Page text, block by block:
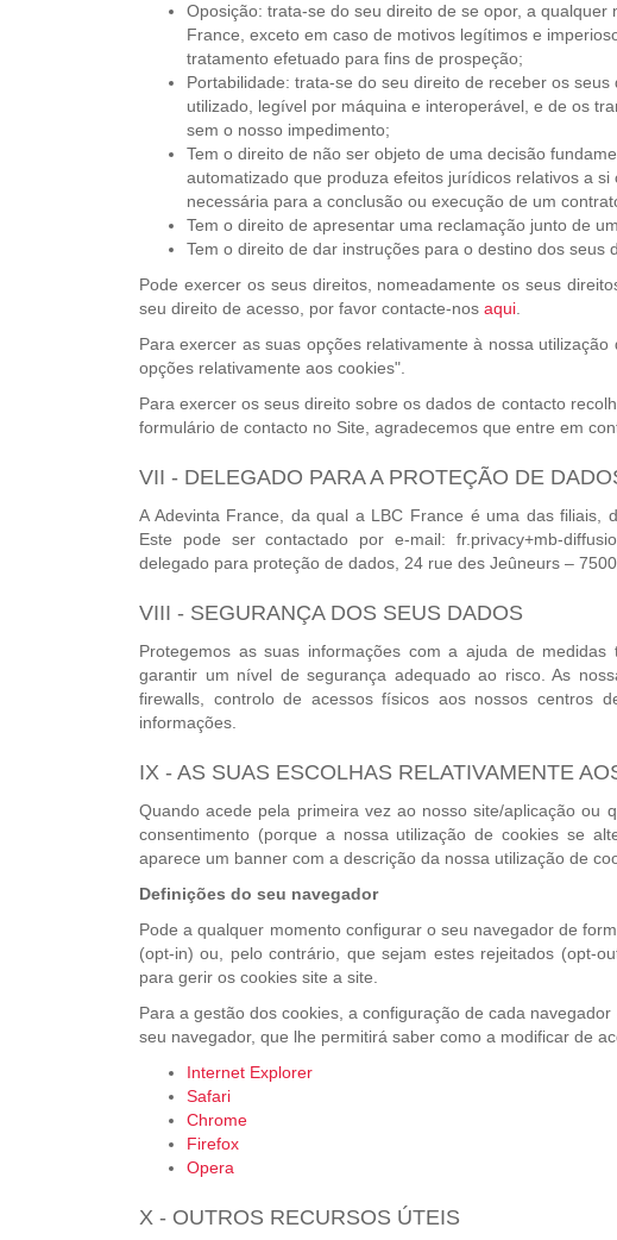
Oposição: trata-se do seu direito de se opor, a
France, exceto em caso de motivos legítimos e
tratamento efetuado para fins de prospeção;
Portabilidade: trata-se do seu direito de receber os
utilizado, legível por máquina e interoperável, e de os
sem o nosso impedimento;
Tem o direito de não ser objeto de uma decisão
automatizado que produza efeitos jurídicos relativos a
necessária para a conclusão ou execução de um
Tem o direito de apresentar uma reclamação junto de
Tem o direito de dar instruções para o destino dos seus
Pode exercer os seus direitos, nomeadamente os seus
seu direito de acesso, por favor contacte-nos aqui
Para exercer as suas opções relativamente à nossa
opções relativamente aos cookies".
Para exercer os seus direito sobre os dados de contacto
formulário de contacto no Site, agradecemos que entre em
VII - DELEGADO PARA A PROTEÇÃO DE
A Adevinta France, da qual a LBC France é uma das filiais,
Este pode ser contactado por e-mail: fr.privacy+mb-
delegado para proteção de dados, 24 rue des Jeûneurs –
VIII - SEGURANÇA DOS SEUS DADOS
Protegemos as suas informações com a ajuda de
garantir um nível de segurança adequado ao risco. As
firewalls, controlo de acessos físicos aos nossos centros
informações.
IX - AS SUAS ESCOLHAS RELATIVAMENTE
Quando acede pela primeira vez ao nosso site/aplicação ou
consentimento (porque a nossa utilização de cookies se
aparece um banner com a descrição da nossa utilização de
Definições do seu navegador
Pode a qualquer momento configurar o seu navegador de
(opt-in) ou, pelo contrário, que sejam estes rejeitados (opt-
para gerir os cookies site a site.
Para a gestão dos cookies, a configuração de cada
seu navegador, que lhe permitirá saber como a modificar de
Internet Explorer
Safari
Chrome
Firefox
Opera
X - OUTROS RECURSOS ÚTEIS